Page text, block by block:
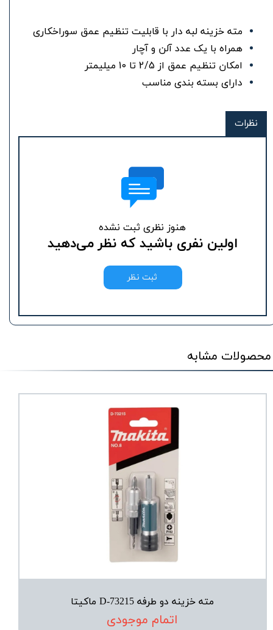
مته خزینه لبه دار با قابلیت تنظیم عمق سوراخکاری
همراه با یک عدد آلن و آچار
امکان تنظیم عمق از 2/5 تا 10 میلیمتر
دارای بسته بندی مناسب
نظرات
هنوز نظری ثبت نشده
اولین نفری باشید که نظر می‌دهید
ثبت نظر
محصولات مشابه
مته خزینه دو طرفه D-73215 ماکیتا
اتمام موجودی